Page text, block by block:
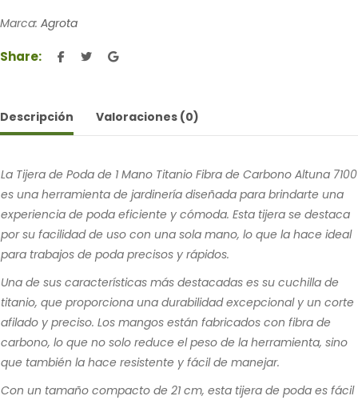
Marca: Agrota
Share:
Descripción Valoraciones (0)
La Tijera de Poda de 1 Mano Titanio Fibra de Carbono Altuna 7100
es una herramienta de jardinería diseñada para brindarte una
experiencia de poda eficiente y cómoda. Esta tijera se destaca
por su facilidad de uso con una sola mano, lo que la hace ideal
para trabajos de poda precisos y rápidos.
Una de sus características más destacadas es su cuchilla de
titanio, que proporciona una durabilidad excepcional y un corte
afilado y preciso. Los mangos están fabricados con fibra de
carbono, lo que no solo reduce el peso de la herramienta, sino
que también la hace resistente y fácil de manejar.
Con un tamaño compacto de 21 cm, esta tijera de poda es fácil